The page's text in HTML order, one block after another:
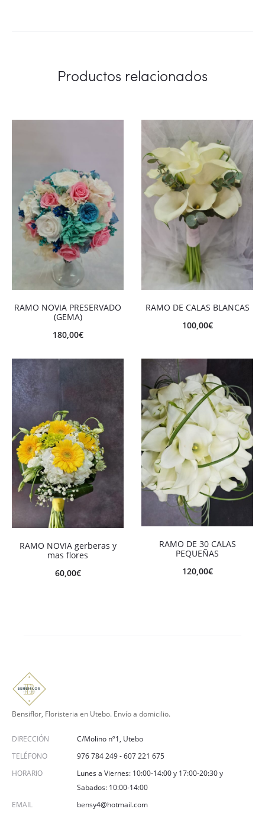
Productos relacionados
RAMO NOVIA PRESERVADO
(GEMA)
180,00€
RAMO DE CALAS BLANCAS
100,00€
RAMO NOVIA gerberas y
mas flores
60,00€
RAMO DE 30 CALAS
PEQUEÑAS
120,00€
Bensiflor, Floristeria en Utebo. Envío a domicilio.
DIRECCIÓN
C/Molino nº1, Utebo
TELÉFONO
976 784 249-607 221 675
HORARIO
Lunes a Viernes: 10:00-14:00 y 17:00-20:30 y
Sabados: 10:00-14:00
EMAIL
bensy4@hotmail.com